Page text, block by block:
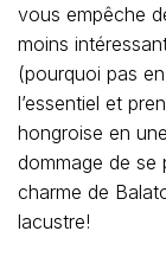
vous empêche
moins
(pourquoi pas
l’essentiel et
hongroise en
dommage de se
charme de
lacustre!